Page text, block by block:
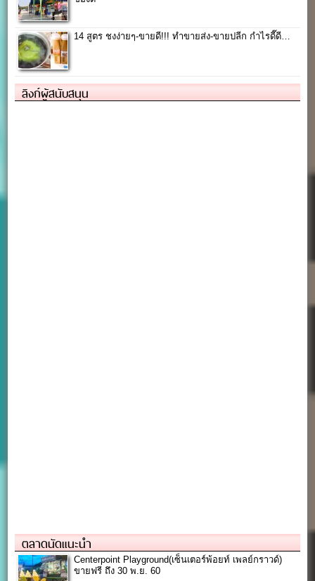
14 สูตร ชงง่ายๆ-ขายดี!!! ทำขายส่ง-ขายปลีก กำไรดี๊ดี…
ลิงก์ผู้สนับสนุน
ตลาดนัดแนะนำ
Centerpoint Playground(เซ็นเตอร์พ้อยท์ เพลย์กราวด์)
ขายฟรี ถึง 30 พ.ย. 60